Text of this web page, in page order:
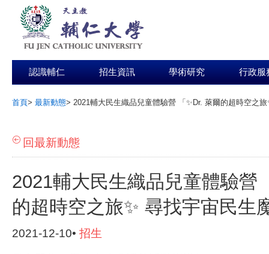
認識輔仁 招生資訊 學術研究 行政服
首頁> 最新動態> 2021輔大民生織品兒童體驗營 「✨Dr. 萊爾的超時空之
回最新動態
2021輔大民生織品兒童體驗營
的超時空之旅✨ 尋找宇宙民生
2021-12-10• 招生